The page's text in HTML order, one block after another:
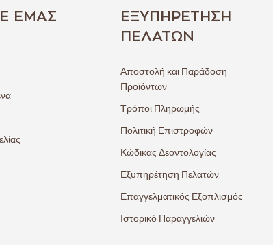
ΕΜΆΣ
ΕΞΥΠΗΡΈΤΗΣΗ
ΠΕΛΑΤΏΝ
Αποστολή και Παράδοση
Προϊόντων
Τρόποι Πληρωμής
Πολιτική Επιστροφών
Κώδικας Δεοντολογίας
Εξυπηρέτηση Πελατών
Επαγγελματικός Εξοπλισμός
Ιστορικό Παραγγελιών